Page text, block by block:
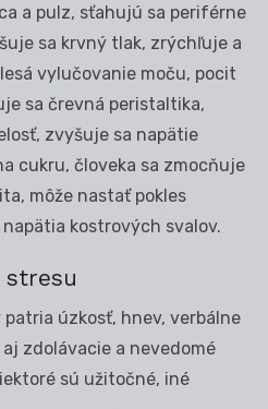
a pulz, sťahujú sa periférne
sa krvný tlak, zrýchľuje a
vylučovanie moču, pocit
sa črevná peristaltika,
zvyšuje sa napätie
cukru, človeka sa zmocňuje
môže nastať pokles
kostrových svalov.
stresu
úzkosť, hnev, verbálne
zdolávacie a nevedomé
sú užitočné, iné